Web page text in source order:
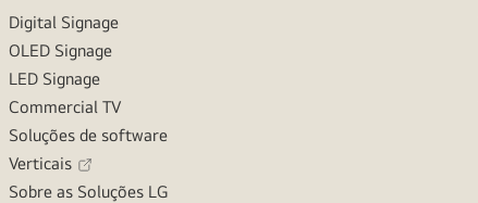
Digital Signage
OLED Signage
LED Signage
Commercial TV
Soluções de software
Verticais
Sobre as Soluções LG